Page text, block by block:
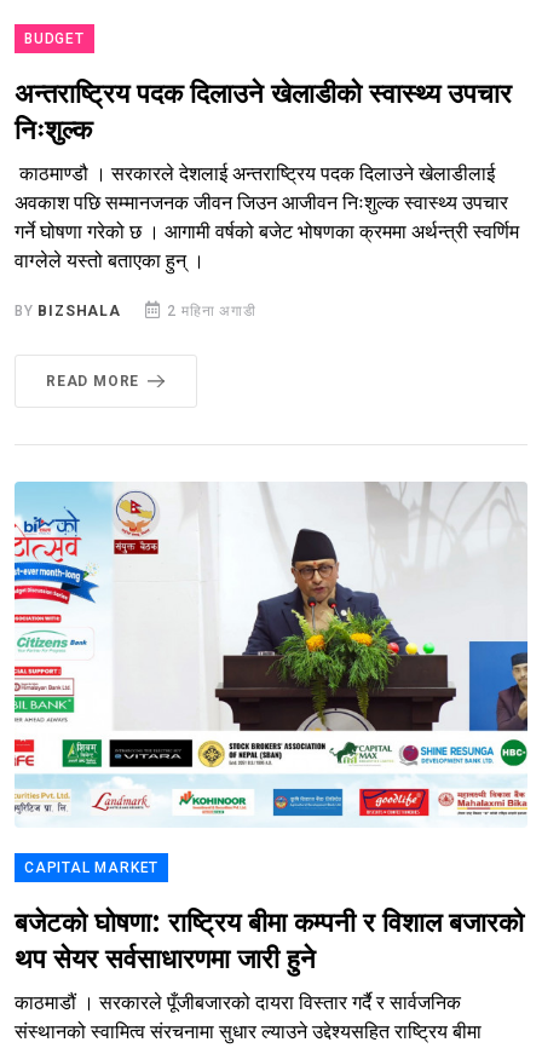
BUDGET
अन्तराष्ट्रिय पदक दिलाउने खेलाडीको स्वास्थ्य उपचार
निःशुल्क
काठमाण्डौ । सरकारले देशलाई अन्तराष्ट्रिय पदक दिलाउने खेलाडीलाई
अवकाश पछि सम्मानजनक जीवन जिउन आजीवन निःशुल्क स्वास्थ्य उपचार
गर्ने घोषणा गरेको छ । आगामी वर्षको बजेट भोषणका क्रममा अर्थन्त्री स्वर्णिम
वाग्लेले यस्तो बताएका हुन् ।
BY BIZSHALA 2 महिना अगाडी
READ MORE
CAPITAL MARKET
बजेटको घोषणा: राष्ट्रिय बीमा कम्पनी र विशाल बजारको
थप सेयर सर्वसाधारणमा जारी हुने
काठमाडौं । सरकारले पूँजीबजारको दायरा विस्तार गर्दै र सार्वजनिक
संस्थानको स्वामित्व संरचनामा सुधार ल्याउने उद्देश्यसहित राष्ट्रिय बीमा